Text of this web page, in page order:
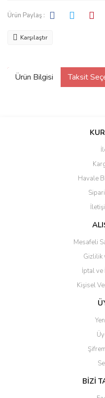
Ürün Paylaş :
Karşılaştır
Ürün Bilgisi Taksit
Havale
Mesafeli
Gizlilik
İptal ve
Kişisel
BİZİ